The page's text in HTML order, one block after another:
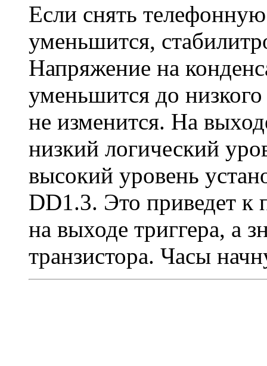
Если снять
уменьшится,
Напряжение на
уменьшится до
не изменится. На
низкий логический
высокий уровень
DD1.3. Это приведет к
на выходе триггера, а
транзистора. Часы